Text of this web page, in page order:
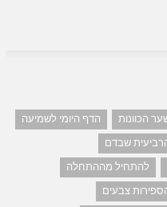
הכוונות
הדף היומי לשמיעה
שבדם
להתחיל מההתחלה
צבעים